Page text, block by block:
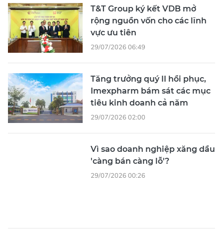
T&T Group ký kết VDB mở
rộng nguồn vốn cho các lĩnh
vực ưu tiên
29/07/2026 06:49
Tăng trưởng quý II hồi phục,
Imexpharm bám sát các mục
tiêu kinh doanh cả năm
29/07/2026 02:00
Vì sao doanh nghiệp xăng dầu
'càng bán càng lỗ'?
29/07/2026 00:26